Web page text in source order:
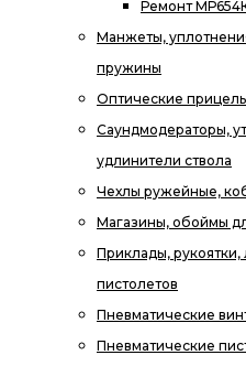
Ремонт
Манжеты,
пружины
Оптические
Саундмодераторы,
удлинители ствола
Чехлы ружейные,
Магазины, обоймы
Приклады,
пистолетов
Пневматические
Пневматические